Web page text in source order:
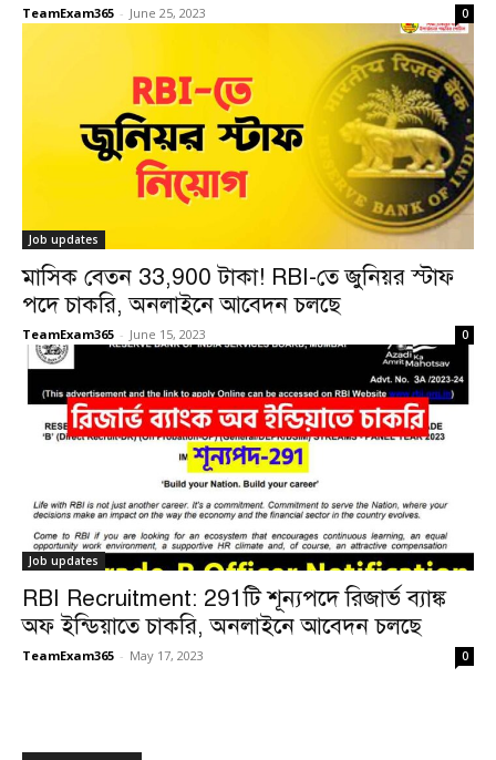
TeamExam365 - June 25, 2023 0
Job updates
মাসিক বেতন 33,900 টাকা! RBI-তে জুনিয়র স্টাফ
পদে চাকরি, অনলাইনে আবেদন চলছে
TeamExam365 - June 15, 2023 0
Job updates
RBI Recruitment: 291টি শূন্যপদে রিজার্ভ ব্যাঙ্ক
অফ ইন্ডিয়াতে চাকরি, অনলাইনে আবেদন চলছে
TeamExam365 - May 17, 2023 0